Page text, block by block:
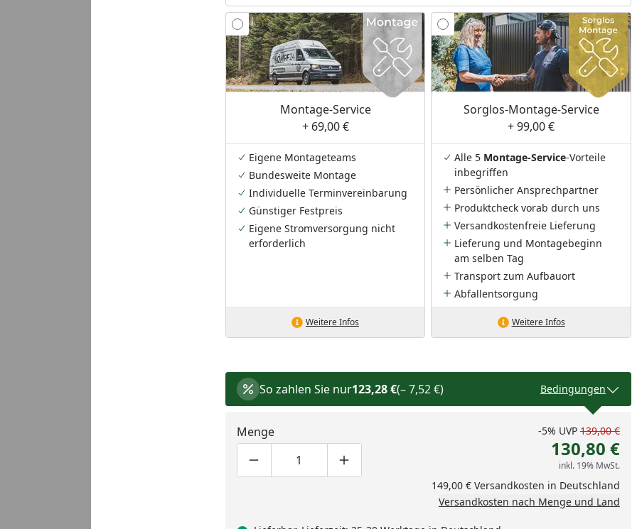
Montage-Service
+ 69,00 €
Eigene Montageteams
Bundesweite Montage
Individuelle Terminvereinbarung
Günstiger Festpreis
Eigene Stromversorgung nicht
erforderlich
Weitere Infos
Sorglos-Montage-Service
+ 99,00 €
Alle 5 Montage-Service-Vorteile
inbegriffen
Persönlicher Ansprechpartner
Produktcheck vorab durch uns
Versandkostenfreie Lieferung
Lieferung und Montagebeginn
am selben Tag
Transport zum Aufbauort
Abfallentsorgung
Weitere Infos
So zahlen Sie nur123,28 €(– 7,52 €) Bedingungen
Menge
Produktmenge um eins verringern
Produktmenge manuell eingeben
Produktmenge um eins erhöhen
-5% UVP 139,00 €
130,80 €
inkl. 19% MwSt.
149,00 € Versandkosten in Deutschland
Versandkosten nach Menge und Land